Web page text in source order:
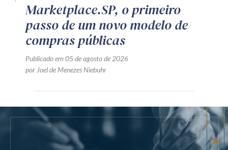
Marketplace.SP, o primeiro
passo de um novo modelo de
compras públicas
Publicado em 05 de agosto de 2026
por Joel de Menezes Niebuhr